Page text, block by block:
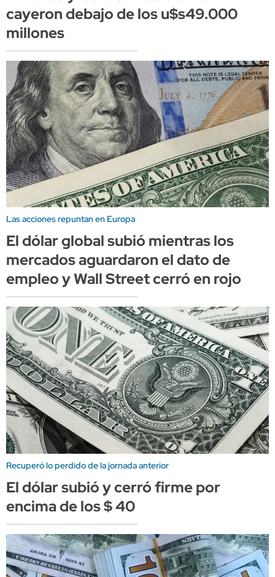
cayeron debajo de los u$s49.000
millones
Las acciones repuntan en Europa
El dólar global subió mientras los
mercados aguardaron el dato de
empleo y Wall Street cerró en rojo
Recuperó lo perdido de la jornada anterior
El dólar subió y cerró firme por
encima de los $ 40